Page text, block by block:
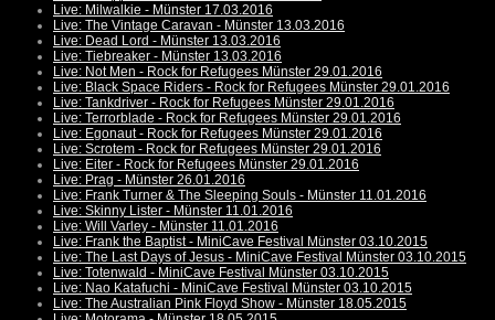
Live: Milwalkie - Münster 17.03.2016
Live: The Vintage Caravan - Münster 13.03.2016
Live: Dead Lord - Münster 13.03.2016
Live: Tiebreaker - Münster 13.03.2016
Live: Not Men - Rock for Refugees Münster 29.01.2016
Live: Black Space Riders - Rock for Refugees Münster 29.01.2016
Live: Tankdriver - Rock for Refugees Münster 29.01.2016
Live: Terrorblade - Rock for Refugees Münster 29.01.2016
Live: Egonaut - Rock for Refugees Münster 29.01.2016
Live: Scrotem - Rock for Refugees Münster 29.01.2016
Live: Eiter - Rock for Refugees Münster 29.01.2016
Live: Prag - Münster 26.01.2016
Live: Frank Turner & The Sleeping Souls - Münster 11.01.2016
Live: Skinny Lister - Münster 11.01.2016
Live: Will Varley - Münster 11.01.2016
Live: Frank the Baptist - MiniCave Festival Münster 03.10.2015
Live: The Last Days of Jesus - MiniCave Festival Münster 03.10.2015
Live: Totenwald - MiniCave Festival Münster 03.10.2015
Live: Nao Katafuchi - MiniCave Festival Münster 03.10.2015
Live: The Australian Pink Floyd Show - Münster 18.05.2015